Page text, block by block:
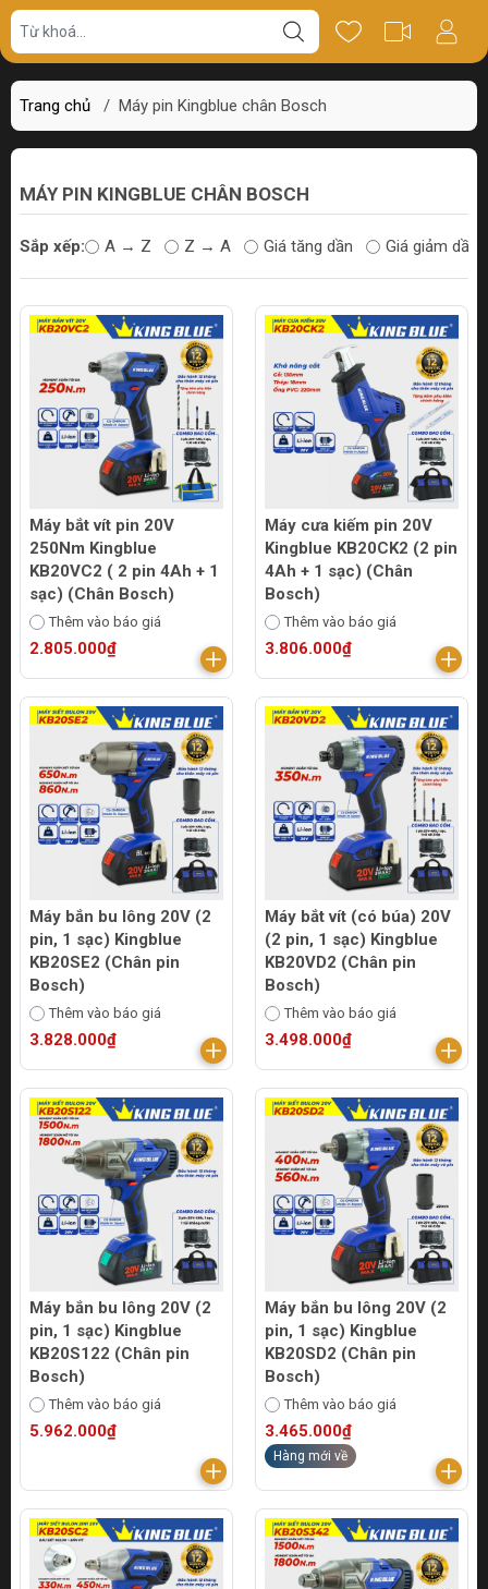
Trang chủ / Máy pin Kingblue chân Bosch
MÁY PIN KINGBLUE CHÂN BOSCH
Sắp xếp: A → Z Z → A Giá tăng dần Giá giảm dần
Máy bắt vít pin 20V
250Nm Kingblue
KB20VC2 ( 2 pin 4Ah + 1
sạc) (Chân Bosch)
Thêm vào báo giá
2.805.000₫
Máy cưa kiếm pin 20V
Kingblue KB20CK2 (2 pin
4Ah + 1 sạc) (Chân
Bosch)
Thêm vào báo giá
3.806.000₫
Máy bắn bu lông 20V (2
pin, 1 sạc) Kingblue
KB20SE2 (Chân pin
Bosch)
Thêm vào báo giá
3.828.000₫
Máy bắt vít (có búa) 20V
(2 pin, 1 sạc) Kingblue
KB20VD2 (Chân pin
Bosch)
Thêm vào báo giá
3.498.000₫
Máy bắn bu lông 20V (2
pin, 1 sạc) Kingblue
KB20S122 (Chân pin
Bosch)
Thêm vào báo giá
5.962.000₫
Máy bắn bu lông 20V (2
pin, 1 sạc) Kingblue
KB20SD2 (Chân pin
Bosch)
Thêm vào báo giá
3.465.000₫
Hàng mới về